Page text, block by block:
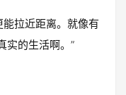
拉近距离。就像有
实的生活啊。”